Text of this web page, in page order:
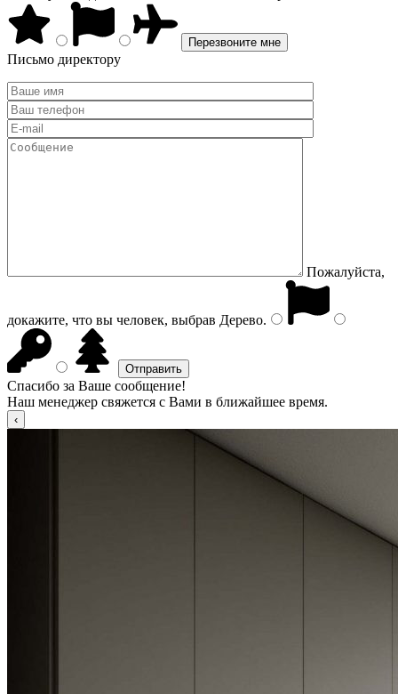
Письмо директору
Пожалуйста,
докажите, что вы человек, выбрав Дерево.
Спасибо за Ваше сообщение!
Наш менеджер свяжется с Вами в ближайшее время.